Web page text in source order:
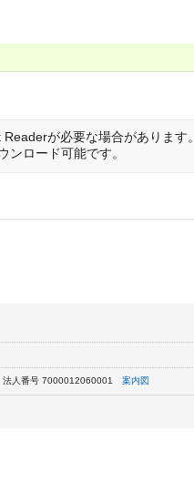
が必要な場合があります。
ロード可能です。
法人番号 7000012060001 案内図